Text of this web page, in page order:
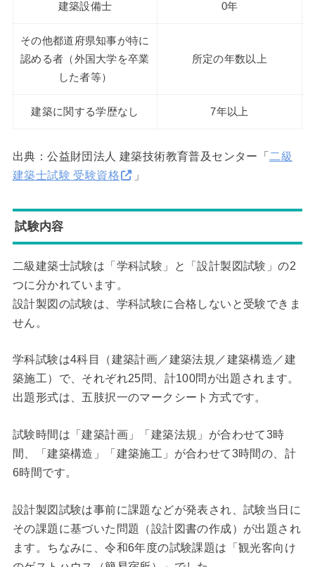
建築設備士 0年
その他都道府県知事が特に
認める者（外国大学を卒業
した者等）
所定の年数以上
建築に関する学歴なし 7年以上
出典：公益財団法人 建築技術教育普及センター「 二級
建築士試験 受験資格
」
試験内容
二級建築士試験は「学科試験」と「設計製図試験」の2
つに分かれています。
設計製図の試験は、学科試験に合格しないと受験できま
せん。
学科試験は4科目（建築計画／建築法規／建築構造／建
築施工）で、それぞれ25問、計100問が出題されます。
出題形式は、五肢択一のマークシート方式です。
試験時間は「建築計画」「建築法規」が合わせて3時
間、「建築構造」「建築施工」が合わせて3時間の、計
6時間です。
設計製図試験は事前に課題などが発表され、試験当日に
その課題に基づいた問題（設計図書の作成）が出題され
ます。ちなみに、令和6年度の試験課題は「観光客向け